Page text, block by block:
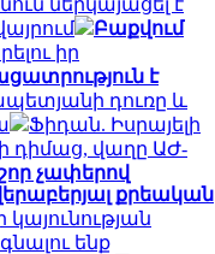
Բաքվում
իր
է
դուռը և
Ֆիդան. Իսրայելի
դիմաց, վաղը ԱԺ-
չափերով
քրեական
ենք